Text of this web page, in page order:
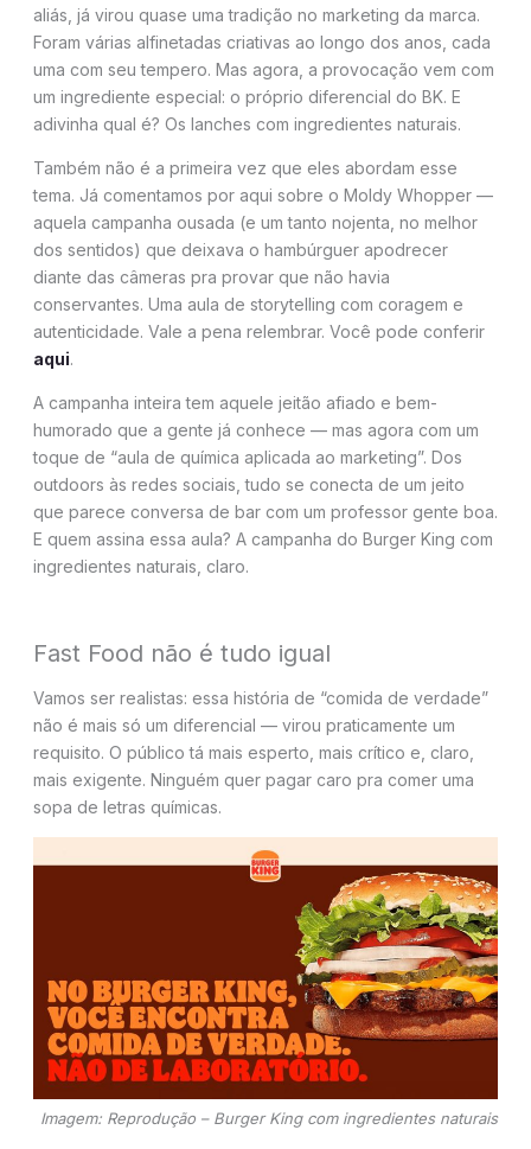
aliás, já virou quase uma tradição no marketing da marca.
Foram várias alfinetadas criativas ao longo dos anos, cada
uma com seu tempero. Mas agora, a provocação vem com
um ingrediente especial: o próprio diferencial do BK. E
adivinha qual é? Os lanches com ingredientes naturais.
Também não é a primeira vez que eles abordam esse
tema. Já comentamos por aqui sobre o Moldy Whopper —
aquela campanha ousada (e um tanto nojenta, no melhor
dos sentidos) que deixava o hambúrguer apodrecer
diante das câmeras pra provar que não havia
conservantes. Uma aula de storytelling com coragem e
autenticidade. Vale a pena relembrar. Você pode conferir
aqui.
A campanha inteira tem aquele jeitão afiado e bem-
humorado que a gente já conhece — mas agora com um
toque de “aula de química aplicada ao marketing”. Dos
outdoors às redes sociais, tudo se conecta de um jeito
que parece conversa de bar com um professor gente boa.
E quem assina essa aula? A campanha do Burger King com
ingredientes naturais, claro.
Fast Food não é tudo igual
Vamos ser realistas: essa história de “comida de verdade”
não é mais só um diferencial — virou praticamente um
requisito. O público tá mais esperto, mais crítico e, claro,
mais exigente. Ninguém quer pagar caro pra comer uma
sopa de letras químicas.
Imagem: Reprodução – Burger King com ingredientes naturais